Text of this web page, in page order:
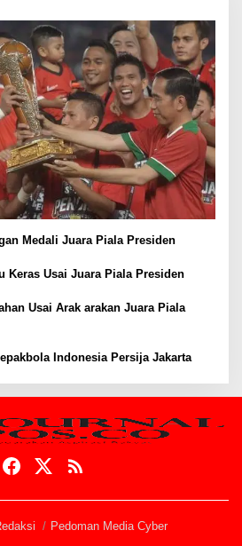
Medali Juara Piala Presiden
Keras Usai Juara Piala Presiden
Usai Arak arakan Juara Piala
Indonesia Persija Jakarta
Pedoman Media Cyber